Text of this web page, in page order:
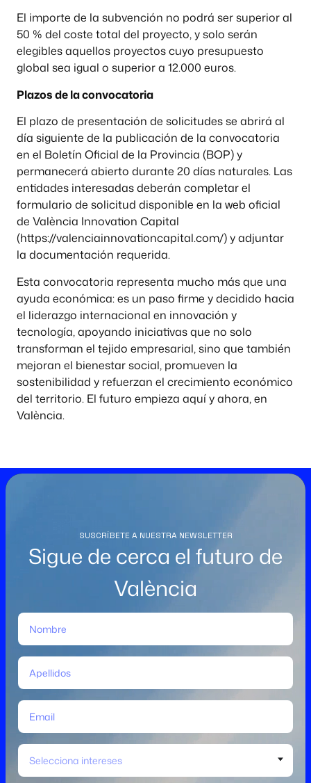
El importe de la subvención no podrá ser superior al
50 % del coste total del proyecto, y solo serán
elegibles aquellos proyectos cuyo presupuesto
global sea igual o superior a 12.000 euros.
Plazos de la convocatoria
El plazo de presentación de solicitudes se abrirá al
día siguiente de la publicación de la convocatoria
en el Boletín Oficial de la Provincia (BOP) y
permanecerá abierto durante 20 días naturales. Las
entidades interesadas deberán completar el
formulario de solicitud disponible en la web oficial
de València Innovation Capital
(https://valenciainnovationcapital.com/) y adjuntar
la documentación requerida.
Esta convocatoria representa mucho más que una
ayuda económica: es un paso firme y decidido hacia
el liderazgo internacional en innovación y
tecnología, apoyando iniciativas que no solo
transforman el tejido empresarial, sino que también
mejoran el bienestar social, promueven la
sostenibilidad y refuerzan el crecimiento económico
del territorio. El futuro empieza aquí y ahora, en
València.
SUSCRÍBETE A NUESTRA NEWSLETTER
Sigue de cerca el futuro de
València
Selecciona intereses